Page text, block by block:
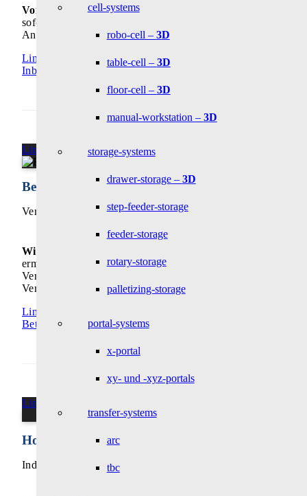
cell-systems
robo-cell – 3D
table-cell – 3D
floor-cell – 3D
manual-workstation – 3D
storage-systems
drawer-storage – 3D
step-feeder-storage
feeder-storage
rotary-storage
palletizing-storage
portal-systems
x-portal
xy- und -xyz-portals
transfer-systems
arc
tbc
Von Beginn an zuverlässig
sofort hundertprozentig einsatzfähig und genau auf Ihre
Anwendungsumgebung abgestimmt.
Link zu: Inbetriebnahme vor Ort
Inbetriebnahme
Link zu: Betriebsanleitungen
Betriebsanleitungen
Verständlich und auf den Punkt gebracht
Wir sprechen die Sprache unserer Kunden
ermöglichen Ihnen eine problemlose Inbetriebnahme und
Verwendung unserer Produkte durch die exakte Darstellung
Verwendungshinweise
Link zu: Betriebsanleitungen
Betriebsanleitungen
Link zu: Hol- und Bringservice
Hol- und Bringservice
Individuelle Logistiklösung